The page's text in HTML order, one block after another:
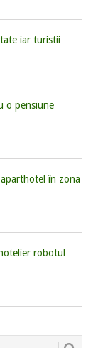
iar turistii
o pensiune
în zona
robotul